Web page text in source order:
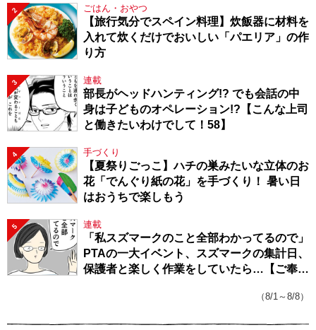
2 ごはん・おやつ
【旅行気分でスペイン料理】炊飯器に材料を
入れて炊くだけでおいしい「パエリア」の作
り方
3 連載
部長がヘッドハンティング!? でも会話の中
身は子どものオペレーション!?【こんな上司
と働きたいわけでして！58】
4 手づくり
【夏祭りごっこ】ハチの巣みたいな立体のお
花「でんぐり紙の花」を手づくり！ 暑い日
はおうちで楽しもう
5 連載
「私スズマークのこと全部わかってるので」
PTAの一大イベント、スズマークの集計日、
保護者と楽しく作業をしていたら…【ご奉仕
（8/1～8/8）